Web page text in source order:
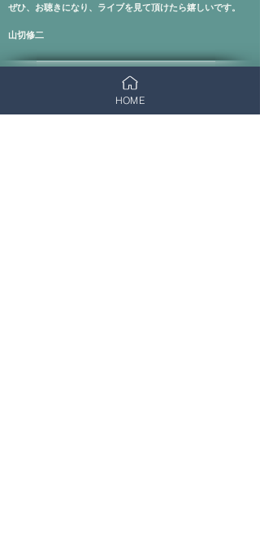
​ぜひ、お聴きになり、ライブを見て頂けたら嬉しいです。
​山切修二
HOME